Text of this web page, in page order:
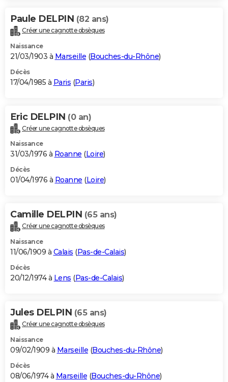
Paule DELPIN (82 ans)
Créer une cagnotte obsèques
Naissance
21/03/1903 à Marseille (Bouches-du-Rhône)
Décès
17/04/1985 à Paris (Paris)
Eric DELPIN (0 an)
Créer une cagnotte obsèques
Naissance
31/03/1976 à Roanne (Loire)
Décès
01/04/1976 à Roanne (Loire)
Camille DELPIN (65 ans)
Créer une cagnotte obsèques
Naissance
11/06/1909 à Calais (Pas-de-Calais)
Décès
20/12/1974 à Lens (Pas-de-Calais)
Jules DELPIN (65 ans)
Créer une cagnotte obsèques
Naissance
09/02/1909 à Marseille (Bouches-du-Rhône)
Décès
08/06/1974 à Marseille (Bouches-du-Rhône)